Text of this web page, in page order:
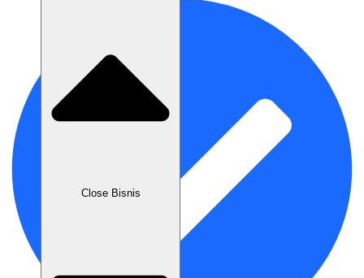
Close Bisnis